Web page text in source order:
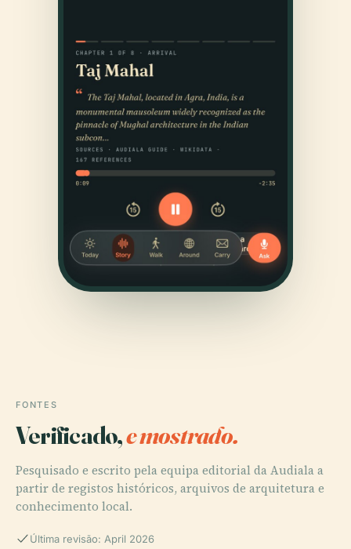
FONTES
Verificado,e mostrado.
Pesquisado e escrito pela equipa editorial da Audiala a
partir de registos históricos, arquivos de arquitetura e
conhecimento local.
Última revisão: April 2026